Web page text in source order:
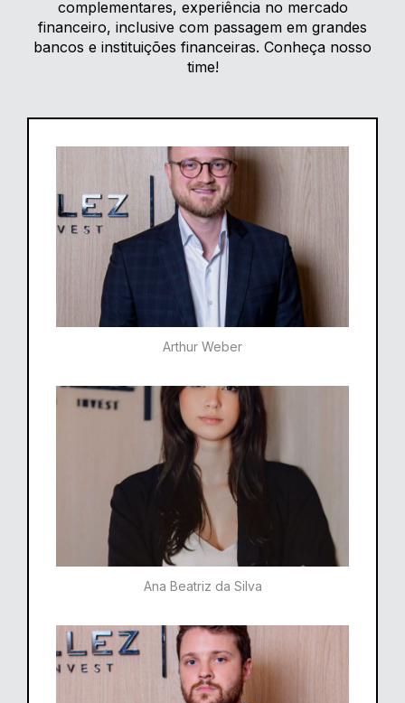
complementares, experiência no mercado
financeiro, inclusive com passagem em grandes
bancos e instituições financeiras. Conheça nosso
time!
Arthur Weber
Ana Beatriz da Silva